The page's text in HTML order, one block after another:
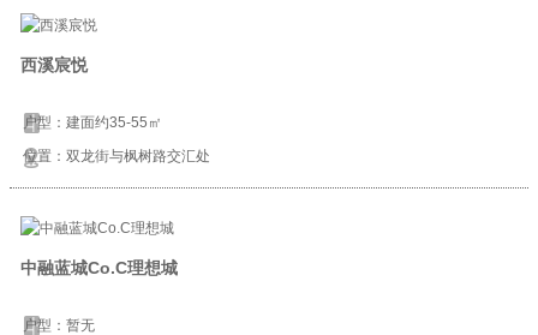
西溪宸悦
户型：建面约35-55㎡
位置：双龙街与枫树路交汇处
中融蓝城Co.C理想城
户型：暂无